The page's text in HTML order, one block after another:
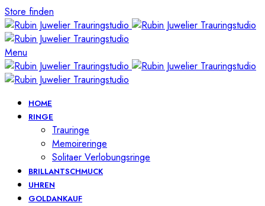
Store finden
Menu
HOME
RINGE
Trauringe
Memoireringe
Solitaer Verlobungsringe
BRILLANTSCHMUCK
UHREN
GOLDANKAUF